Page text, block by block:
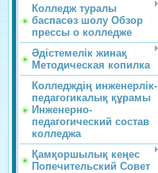
Колледж туралы
баспасөз шолу Обзор
прессы о колледже
Әдістемелік жинақ
Методическая копилка
Колледждің инженерлік-
педагогикалық құрамы
Инженерно-
педагогический состав
колледжа
Қамқоршылық кеңес
Попечительский Совет